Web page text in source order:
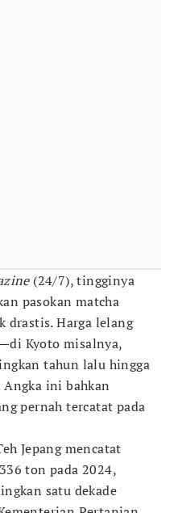
(24/7), tingginya
pasokan matcha
drastis. Harga lelang
Kyoto misalnya,
tahun lalu hingga
ini bahkan
pernah tercatat pada
Jepang mencatat
ton pada 2024,
satu dekade